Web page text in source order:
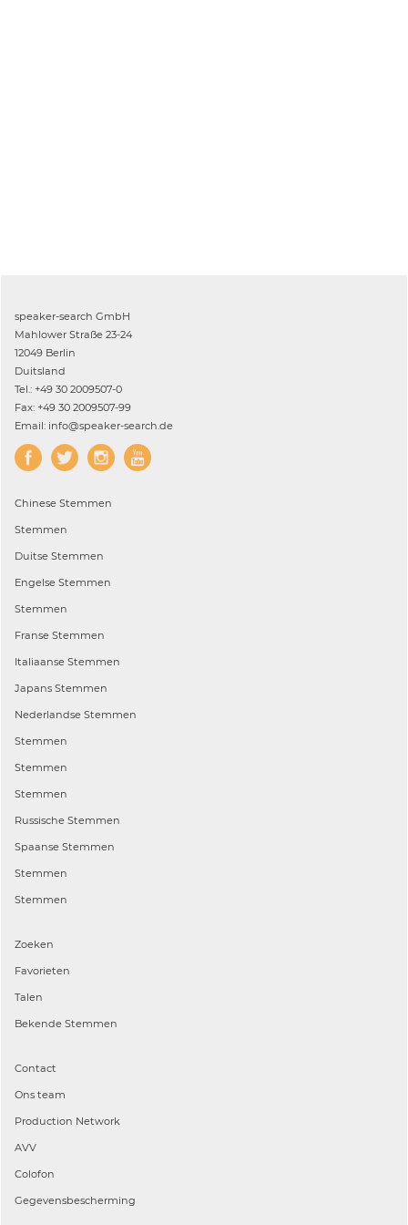
speaker-search GmbH
Mahlower Straße 23-24
12049 Berlin
Duitsland
Tel.: +49 30 2009507-0
Fax: +49 30 2009507-99
Email: info@speaker-search.de
Chinese Stemmen
Stemmen
Duitse Stemmen
Engelse Stemmen
Stemmen
Franse Stemmen
Italiaanse Stemmen
Japans Stemmen
Nederlandse Stemmen
Stemmen
Stemmen
Stemmen
Russische Stemmen
Spaanse Stemmen
Stemmen
Stemmen
Zoeken
Favorieten
Talen
Bekende Stemmen
Contact
Ons team
Production Network
AVV
Colofon
Gegevensbescherming